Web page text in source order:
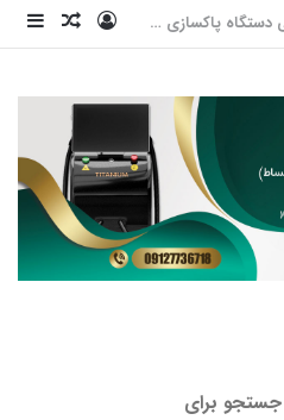
دستگاه لیزر پیکو استار، انقلابی در جوانسازی پوست (بدون داشتن عوارض) ورودنوشته